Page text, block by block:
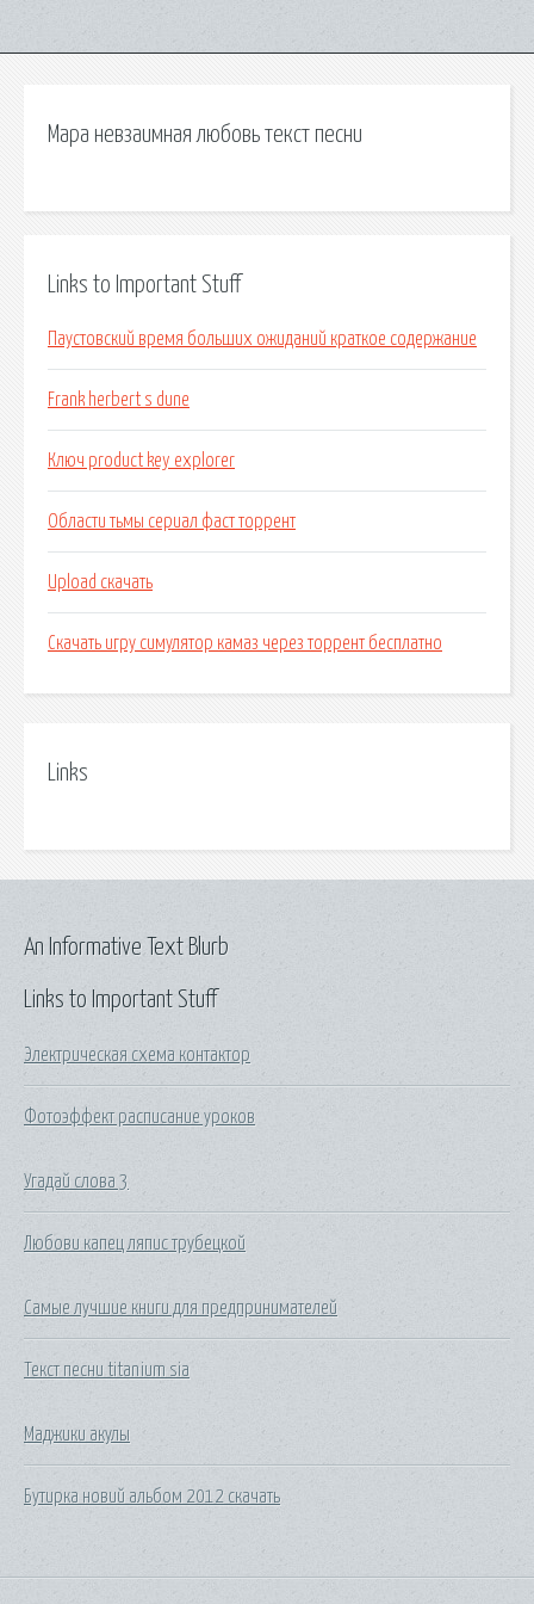
Мара невзаимная любовь текст песни
Links to Important Stuff
Паустовский время больших ожиданий краткое содержание
Frank herbert s dune
Ключ product key explorer
Области тьмы сериал фаст торрент
Upload скачать
Скачать игру симулятор камаз через торрент бесплатно
Links
Links to Important Stuff
Электрическая схема контактор
Фотоэффект расписание уроков
Угадай слова 3
Любови капец ляпис трубецкой
Самые лучшие книги для предпринимателей
Текст песни titanium sia
Маджики акулы
Бутирка новий альбом 2012 скачать
An Informative Text Blurb